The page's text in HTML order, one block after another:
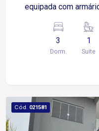
equipada com
serviço e um
churrasqueira.
sendo 1 coberta. O Condomínio Horto Florestal
Avenida Ipanema.
São Bento.
Shopping Cidade
3
Dorm.
1
Suite
Cód. 021581